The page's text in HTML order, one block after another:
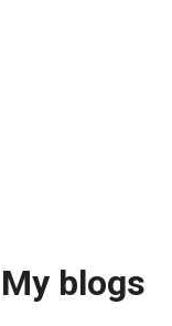
My blogs